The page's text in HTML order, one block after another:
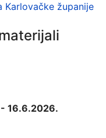
Karlovačke županije
16.6.2026.